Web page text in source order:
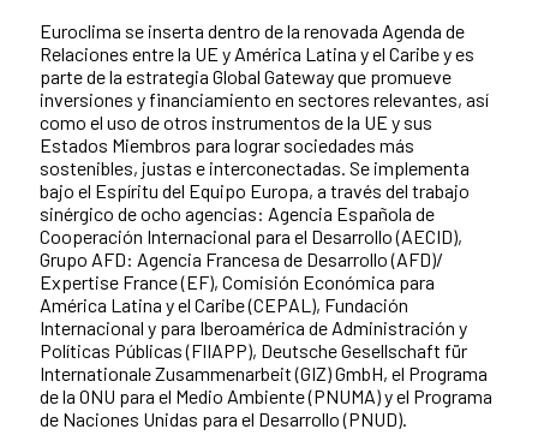
Euroclima se inserta dentro de la renovada Agenda de
Relaciones entre la UE y América Latina y el Caribe y es
parte de la estrategia Global Gateway que promueve
inversiones y financiamiento en sectores relevantes, así
como el uso de otros instrumentos de la UE y sus
Estados Miembros para lograr sociedades más
sostenibles, justas e interconectadas. Se implementa
bajo el Espíritu del Equipo Europa, a través del trabajo
sinérgico de ocho agencias: Agencia Española de
Cooperación Internacional para el Desarrollo (AECID),
Grupo AFD: Agencia Francesa de Desarrollo (AFD)/
Expertise France (EF), Comisión Económica para
América Latina y el Caribe (CEPAL), Fundación
Internacional y para Iberoamérica de Administración y
Políticas Públicas (FIIAPP), Deutsche Gesellschaft für
Internationale Zusammenarbeit (GIZ) GmbH, el Programa
de la ONU para el Medio Ambiente (PNUMA) y el Programa
de Naciones Unidas para el Desarrollo (PNUD).